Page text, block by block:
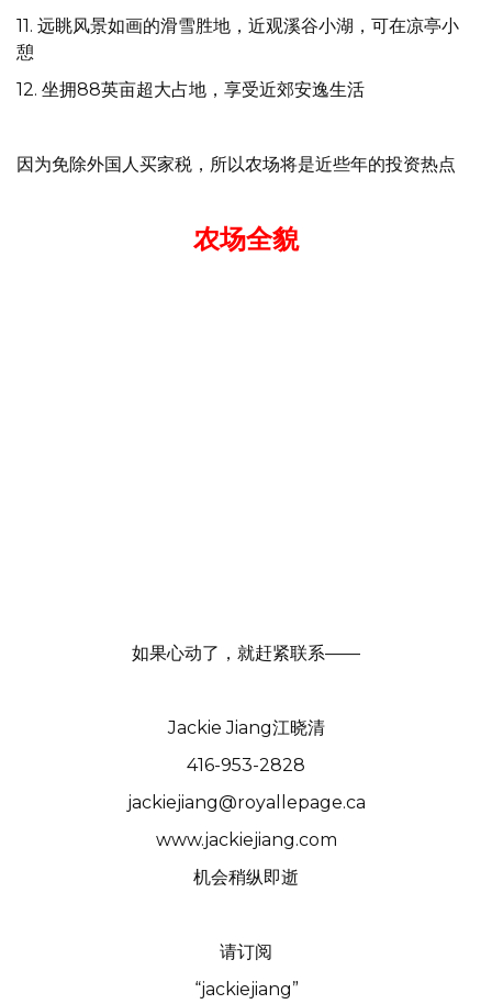
11. 远眺风景如画的滑雪胜地，近观溪谷小湖，可在凉亭小
憩
12. 坐拥88英亩超大占地，享受近郊安逸生活
因为免除外国人买家税，所以农场将是近些年的投资热点
农场全貌
如果心动了，就赶紧联系——
Jackie Jiang江晓清
416-953-2828
jackiejiang@royallepage.ca
www.jackiejiang.com
机会稍纵即逝
请订阅
“jackiejiang”